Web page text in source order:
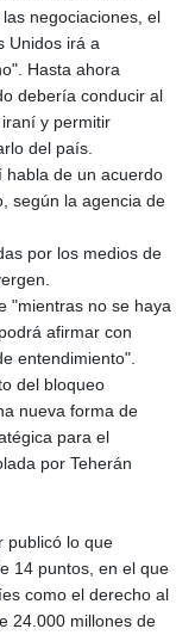
negociaciones, el
Unidos irá a
Hasta ahora
debería conducir al
y permitir
del país.
habla de un acuerdo
según la agencia de
por los medios de
"mientras no se haya
afirmar con
entendimiento".
del bloqueo
nueva forma de
para el
por Teherán
publicó lo que
14 puntos, en el que
como el derecho al
24.000 millones de